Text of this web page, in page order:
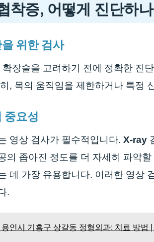
착증, 어떻게 진단하
위한 검사
장술을 고려하기 전에 정확한 진
, 목의 움직임을 제한하거나 특정
중요성
영상 검사가 필수적입니다. X-ray
의 좁아진 정도를 더 자세히 파악
데 가장 유용합니다. 이러한 영상
.
인시 기흥구 상갈동 정형외과: 치료 방법